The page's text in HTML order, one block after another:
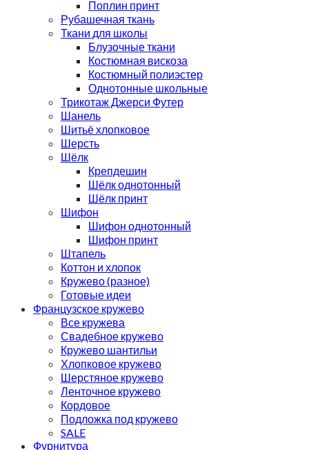
Поплин принт
Рубашечная ткань
Ткани для школы
Блузочные ткани
Костюмная вискоза
Костюмный полиэстер
Однотонные школьные
Трикотаж Джерси Футер
Шанель
Шитьё хлопковое
Шерсть
Шёлк
Крепдешин
Шёлк однотонный
Шёлк принт
Шифон
Шифон однотонный
Шифон принт
Штапель
Коттон и хлопок
Кружево (разное)
Готовые идеи
Французское кружево
Все кружева
Свадебное кружево
Кружево шантильи
Хлопковое кружево
Шерстяное кружево
Ленточное кружево
Кордовое
Подложка под кружево
SALE
Фурнитура